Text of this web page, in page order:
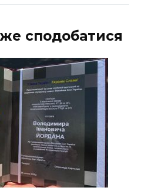
сподобатися